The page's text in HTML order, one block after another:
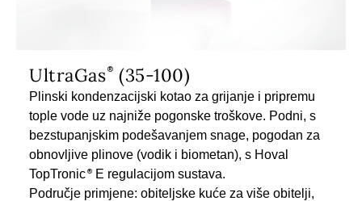
UltraGas (35-100)
Plinski kondenzacijski kotao za grijanje i pripremu
tople vode uz najniže pogonske troškove. Podni, s
bezstupanjskim podešavanjem snage, pogodan za
obnovljive plinove (vodik i biometan), s Hoval
TopTronic
E regulacijom sustava.
Područje primjene: obiteljske kuće za više obitelji,